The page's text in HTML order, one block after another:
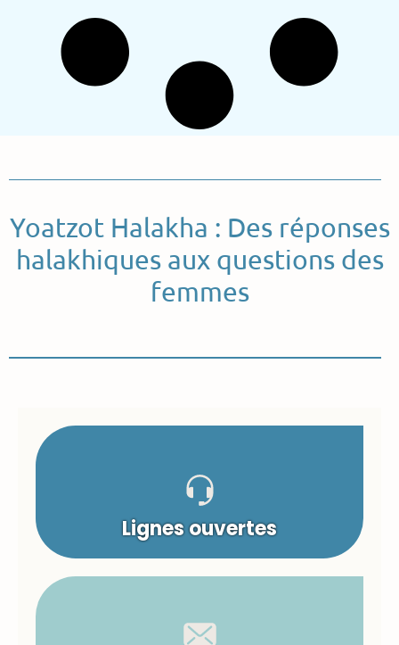
Yoatzot Halakha : Des réponses
halakhiques aux questions des
femmes
Lignes ouvertes